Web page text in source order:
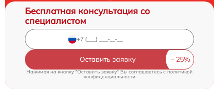
Бесплатная консультация со
специалистом
Оставить заявку
Нажимая на кнопку "Оставить заявку" Вы соглашаетесь cполитикой
конфиденциальности